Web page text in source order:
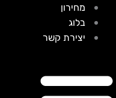
מחירון
בלוג
יצירת קשר